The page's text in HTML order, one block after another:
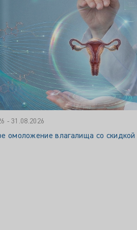
- 31.08.2026
омоложение влагалища со скидкой